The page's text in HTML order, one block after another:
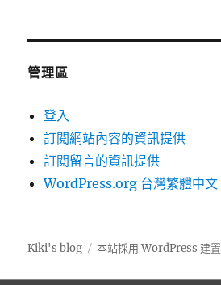
管理區
登入
訂閱網站內容的資訊提供
訂閱留言的資訊提供
WordPress.org 台灣繁體中文
Kiki's blog 本站採用 WordPress 建置